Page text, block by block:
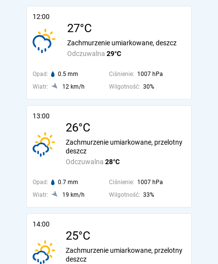
12:00
27°C
Odczuwalna 29°C
Zachmurzenie umiarkowane, deszcz
Opad: 0.5 mm Ciśnienie: 1007 hPa
Wiatr:
12 km/h Wilgotność: 30%
13:00
26°C
Odczuwalna 28°C
Zachmurzenie umiarkowane, przelotny
deszcz
Opad: 0.7 mm Ciśnienie: 1007 hPa
Wiatr:
19 km/h Wilgotność: 33%
14:00
25°C
Zachmurzenie umiarkowane, przelotny
deszcz